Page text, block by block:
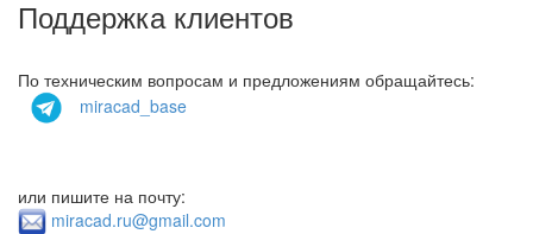
Поддержка клиентов
По техническим вопросам и предложениям обращайтесь:
miracad_base
или пишите на почту:
miracad.ru@gmail.com